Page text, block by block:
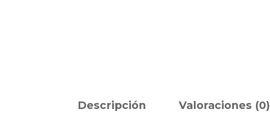
Descripción Valoraciones (0)